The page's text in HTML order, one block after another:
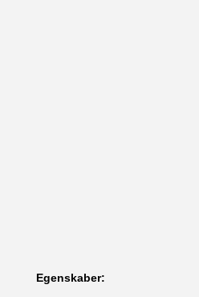
Egenskaber: